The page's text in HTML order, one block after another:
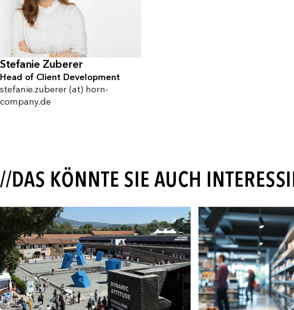
Stefanie Zuberer
Head of Client Development
stefanie.zuberer (at) horn-
company.de
//DAS KÖNNTE SIE AUCH